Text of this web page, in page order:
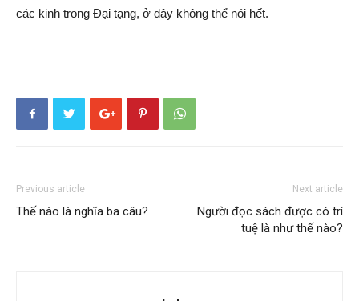
các kinh trong Đại tạng, ở đây không thể nói hết.
Previous article
Thế nào là nghĩa ba câu?
Next article
Người đọc sách được có trí
tuệ là như thế nào?